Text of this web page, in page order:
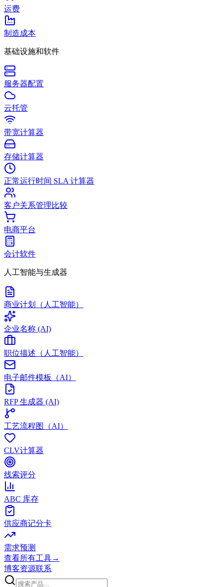
运费
制造成本
基础设施和软件
服务器配置
云托管
带宽计算器
存储计算器
正常运行时间 SLA 计算器
客户关系管理比较
电商平台
会计软件
人工智能与生成器
商业计划（人工智能）
企业名称 (AI)
职位描述（人工智能）
电子邮件模板（AI）
RFP 生成器 (AI)
工艺流程图（AI）
CLV计算器
线索评分
ABC 库存
供应商记分卡
需求预测
查看所有工具→
博客资源联系